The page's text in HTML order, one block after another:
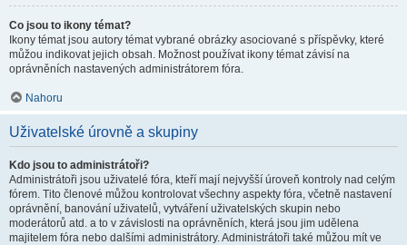
Co jsou to ikony témat?
Ikony témat jsou autory témat vybrané obrázky asociované s příspěvky, které
můžou indikovat jejich obsah. Možnost používat ikony témat závisí na
oprávněních nastavených administrátorem fóra.
Nahoru
Uživatelské úrovně a skupiny
Kdo jsou to administrátoři?
Administrátoři jsou uživatelé fóra, kteří mají nejvyšší úroveň kontroly nad celým
fórem. Tito členové můžou kontrolovat všechny aspekty fóra, včetně nastavení
oprávnění, banování uživatelů, vytváření uživatelských skupin nebo
moderátorů atd. a to v závislosti na oprávněních, která jsou jim udělena
majitelem fóra nebo dalšími administrátory. Administrátoři také můžou mít ve